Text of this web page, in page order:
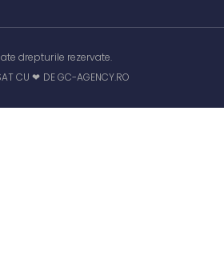
drepturile rezervate.
CU ❤ DE GC-AGENCY.RO